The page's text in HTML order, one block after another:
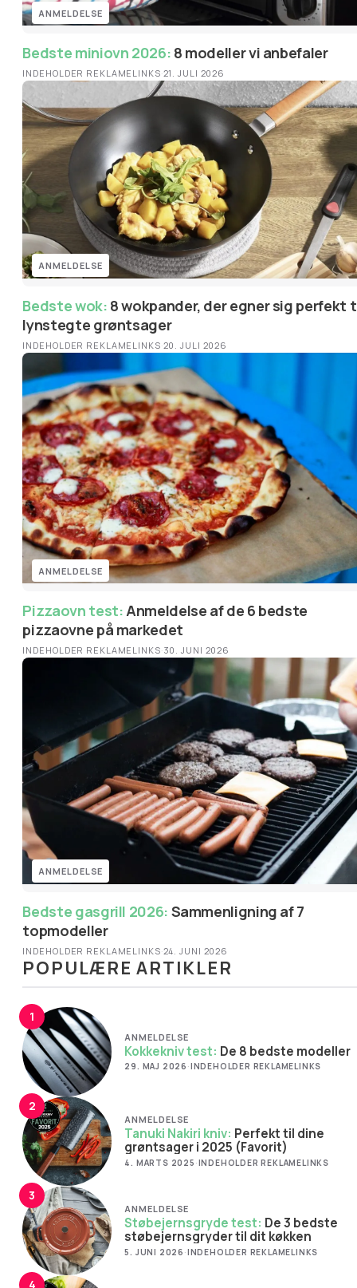
ANMELDELSE
Bedste miniovn 2026: 8 modeller vi anbefaler
INDEHOLDER REKLAMELINKS·21. JULI 2026
ANMELDELSE
Bedste wok:
lynstegte grøntsager
INDEHOLDER REKLAMELINKS·20. JULI 2026
ANMELDELSE
Pizzaovn test:Anmeldelse af de 6 bedste
pizzaovne på markedet
INDEHOLDER REKLAMELINKS·30. JUNI 2026
ANMELDELSE
Bedste gasgrill 2026:
topmodeller
INDEHOLDER REKLAMELINKS·24. JUNI 2026
POPULÆRE ARTIKLER
1
ANMELDELSE
Kokkekniv test: De 8 bedste modeller
29. MAJ 2026 ·INDEHOLDER REKLAMELINKS
2
ANMELDELSE
Tanuki Nakiri kniv:
grøntsager i 2025 (Favorit)
4. MARTS 2025 ·INDEHOLDER REKLAMELINKS
3
ANMELDELSE
Støbejernsgryde test:
støbejernsgryder til dit køkken
5. JUNI 2026 ·INDEHOLDER REKLAMELINKS
4